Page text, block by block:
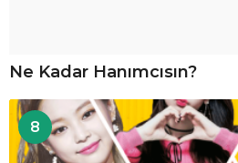
Ne Kadar Hanımcısın?
8